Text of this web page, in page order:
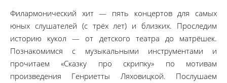
Филармонический хит — пять концертов для самых
юных слушателей (с трёх лет) и близких. Проследим
историю кукол — от детского театра до матрёшек.
Познакомимся с музыкальными инструментами и
прочитаем «Сказку про скрипку» по мотивам
произведения Генриетты Ляховицкой. Послушаем